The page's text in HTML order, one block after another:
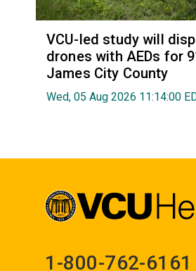
VCU-led study will
drones with AEDs for
James City County
Wed, 05 Aug 2026 11:14:00
1-800-762-6161